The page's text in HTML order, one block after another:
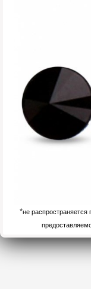
*не распространяется